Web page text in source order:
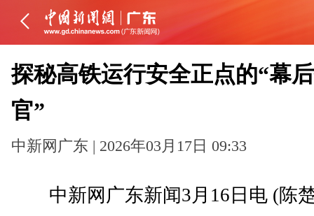
探秘高铁运行安全正点的“幕
官”
中新网广东 | 2026年03月17日 09:33
中新网广东新闻3月16日电 (陈